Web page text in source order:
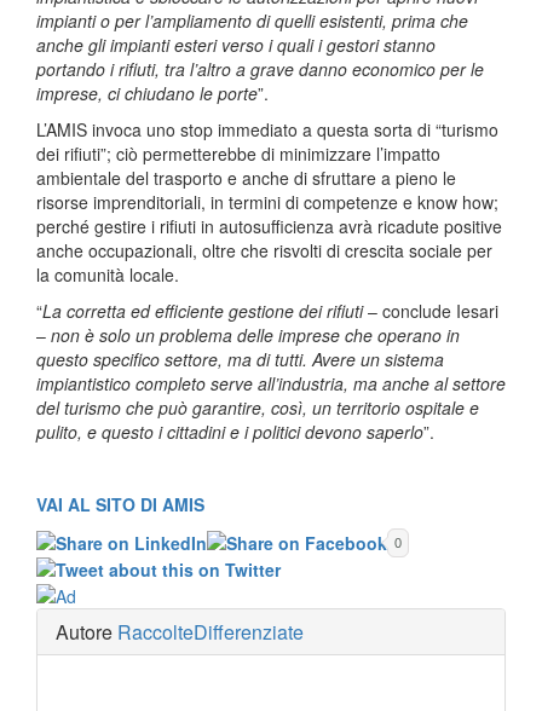
impianti o per l’ampliamento di quelli esistenti, prima che
anche gli impianti esteri verso i quali i gestori stanno
portando i rifiuti, tra l’altro a grave danno economico per le
imprese, ci chiudano le porte”.
L’AMIS invoca uno stop immediato a questa sorta di “turismo
dei rifiuti”; ciò permetterebbe di minimizzare l’impatto
ambientale del trasporto e anche di sfruttare a pieno le
risorse imprenditoriali, in termini di competenze e know how;
perché gestire i rifiuti in autosufficienza avrà ricadute positive
anche occupazionali, oltre che risvolti di crescita sociale per
la comunità locale.
“La corretta ed efficiente gestione dei rifiuti– conclude Iesari
– non è solo un problema delle imprese che operano in
questo specifico settore, ma di tutti. Avere un sistema
impiantistico completo serve all’industria, ma anche al settore
del turismo che può garantire, così, un territorio ospitale e
pulito, e questo i cittadini e i politici devono saperlo”.
VAI AL SITO DI AMIS
0
Autore RaccolteDifferenziate